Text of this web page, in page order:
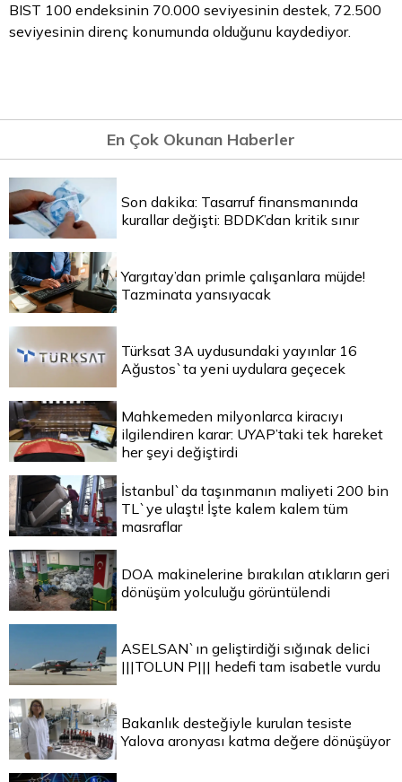
BIST 100 endeksinin 70.000 seviyesinin destek, 72.500
seviyesinin direnç konumunda olduğunu kaydediyor.
En Çok Okunan Haberler
Son dakika: Tasarruf finansmanında
kurallar değişti: BDDK’dan kritik sınır
Yargıtay’dan primle çalışanlara müjde!
Tazminata yansıyacak
Türksat 3A uydusundaki yayınlar 16
Ağustos`ta yeni uydulara geçecek
Mahkemeden milyonlarca kiracıyı
ilgilendiren karar: UYAP’taki tek hareket
her şeyi değiştirdi
İstanbul`da taşınmanın maliyeti 200 bin
TL`ye ulaştı! İşte kalem kalem tüm
masraflar
DOA makinelerine bırakılan atıkların geri
dönüşüm yolculuğu görüntülendi
ASELSAN`ın geliştirdiği sığınak delici
|||TOLUN P||| hedefi tam isabetle vurdu
Bakanlık desteğiyle kurulan tesiste
Yalova aronyası katma değere dönüşüyor